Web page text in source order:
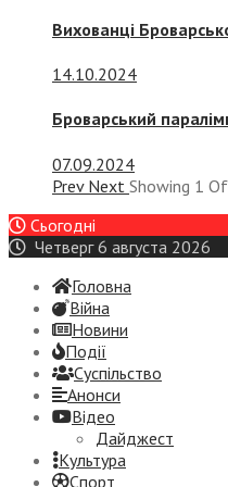
Вихованці
14.10.2024
Броварський
07.09.2024
Prev Next Showing 1 Of
Сьогодні
Четверг 6 августа 2026
Головна
Війна
Новини
Події
Суспiльство
Анонси
Відео
Дайджест
Культура
Спорт